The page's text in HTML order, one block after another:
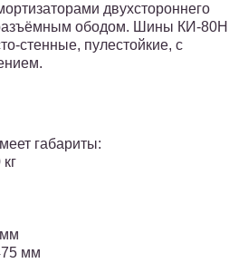
двухстороннего
ободом. Шины КИ-80Н
стенные, пулестойкие, с
габариты:
мм